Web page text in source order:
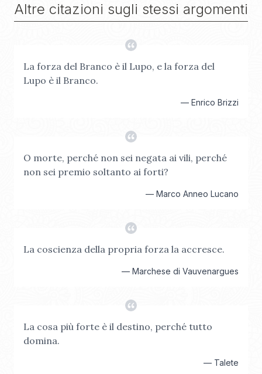
Altre citazioni sugli stessi argomenti
La forza del Branco è il Lupo, e la forza del
Lupo è il Branco.
— Enrico Brizzi
O morte, perché non sei negata ai vili, perché
non sei premio soltanto ai forti?
— Marco Anneo Lucano
La coscienza della propria forza la accresce.
— Marchese di Vauvenargues
La cosa più forte è il destino, perché tutto
domina.
— Talete